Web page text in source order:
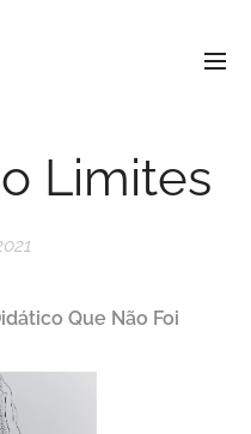
Limites
Que Não Foi